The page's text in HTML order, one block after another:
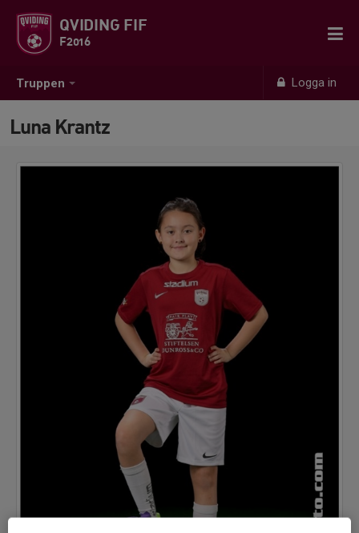
Truppen Logga in
QVIDING FIF
F2016
Luna Krantz